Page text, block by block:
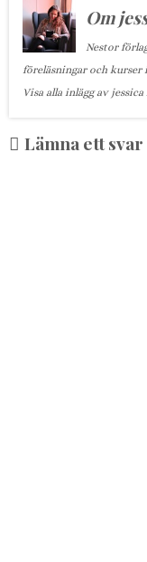
Om
Nestor
föreläsningar och
Visa alla inlägg av
Lämna ett svar